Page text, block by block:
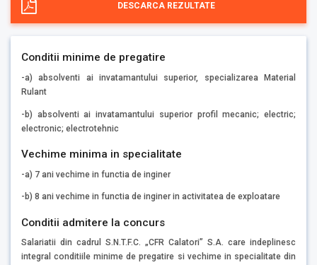
DESCARCA REZULTATE
Conditii minime de pregatire
-a) absolventi ai invatamantului superior, specializarea Material
Rulant
-b) absolventi ai invatamantului superior profil mecanic; electric;
electronic; electrotehnic
Vechime minima in specialitate
-a) 7 ani vechime in functia de inginer
-b) 8 ani vechime in functia de inginer in activitatea de exploatare
Conditii admitere la concurs
Salariatii din cadrul S.N.T.F.C. „CFR Calatori” S.A. care indeplinesc
integral conditiile minime de pregatire si vechime in specialitate din